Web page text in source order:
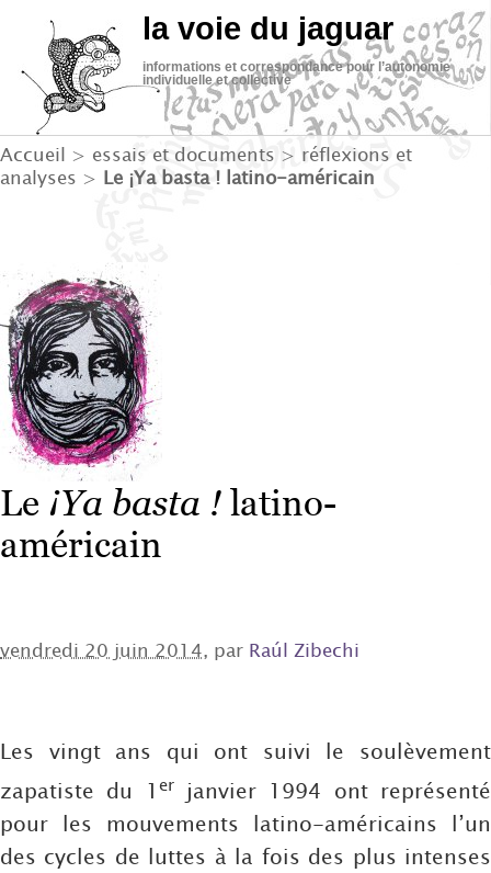
la voie du jaguar
informations et correspondance pour l’autonomie
individuelle et collective
Accueil > essais et documents > réflexions et
analyses > Le ¡Ya basta ! latino-américain
Le ¡Ya basta ! latino-
américain
vendredi 20 juin 2014, par Raúl Zibechi
Les vingt ans qui ont suivi le soulèvement
zapatiste du 1 erjanvier 1994 ont représenté
pour les mouvements latino-américains l’un
des cycles de luttes à la fois des plus intenses